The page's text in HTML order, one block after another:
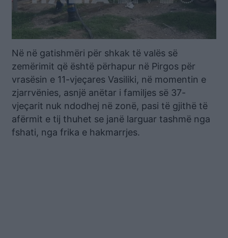
Në në gatishmëri për shkak të valës së
zemërimit që është përhapur në Pirgos për
vrasësin e 11-vjeçares Vasiliki, në momentin e
zjarrvënies, asnjë anëtar i familjes së 37-
vjeçarit nuk ndodhej në zonë, pasi të gjithë të
afërmit e tij thuhet se janë larguar tashmë nga
fshati, nga frika e hakmarrjes.